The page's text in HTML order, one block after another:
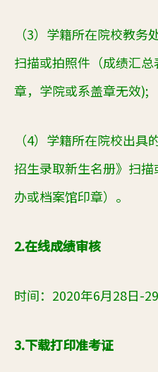
（3） 学籍所在院校教务
扫描或拍照件 （成绩汇总
章， 学院或系盖章无效);
（4） 学籍所在院校出具
招生录取新生名册》扫
办或档案馆印章）。
2.在线成绩审核
时间： 2020年6月28日-
3.下载打印准考证